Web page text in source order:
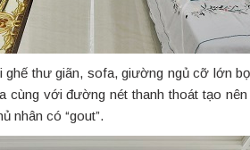
thư giãn, sofa, giường ngủ cỡ lớn
với đường nét thanh thoát tạo
nhân có “gout”.